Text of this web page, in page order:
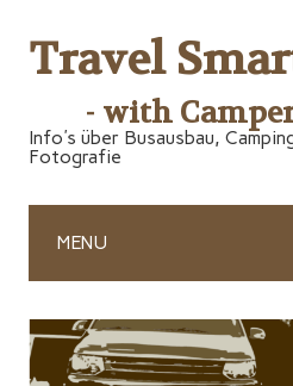
Travel
- with
Info's über Busausbau,
Fotografie
MENU